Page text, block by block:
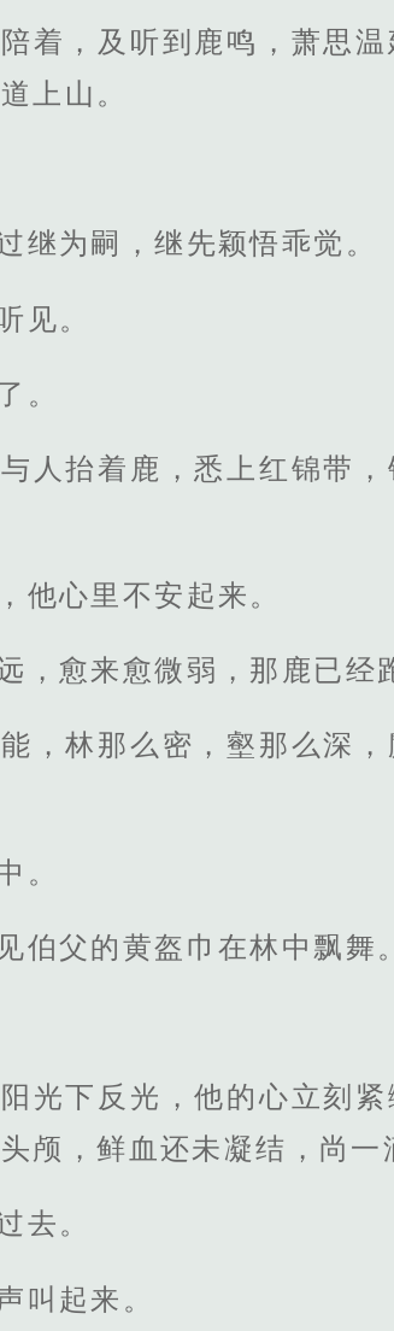
着，及听到鹿鸣，萧思
上山。
继为嗣，继先颖悟乖觉。
见。
。
人抬着鹿，悉上红锦带
他心里不安起来。
，愈来愈微弱，那鹿已经
，林那么密，壑那么深
。
伯父的黄盔巾在林中飘舞。
光下反光，他的心立刻
颅，鲜血还未凝结，尚一
去。
叫起来。